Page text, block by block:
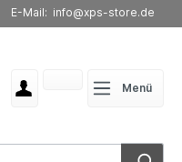
E-Mail: info@xps-store.de
Menü